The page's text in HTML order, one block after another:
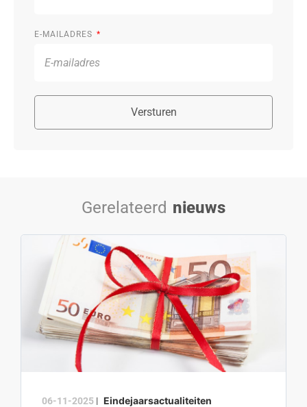
E-MAILADRES
Versturen
Gerelateerd nieuws
06-11-2025 | Eindejaarsactualiteiten